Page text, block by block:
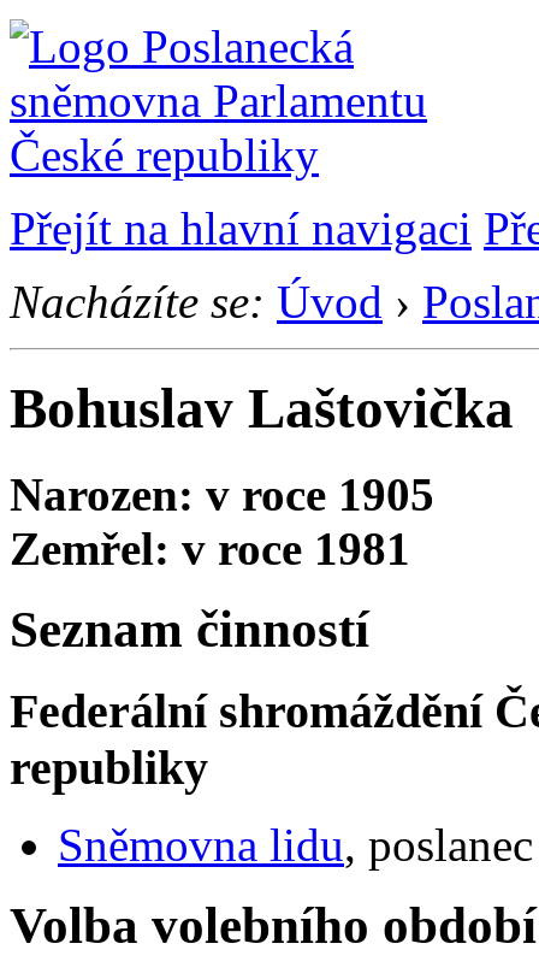
Přejít na hlavní navigaci
Nacházíte se: Úvod ›
Bohuslav Laštovička
Narozen: v roce 1905
Zemřel: v roce 1981
Seznam činností
Federální shromáždění
republiky
Sněmovna lidu,
Volba volebního období